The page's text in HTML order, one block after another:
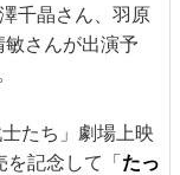
千晶さん、羽原
さんが出演予
たち」劇場上映
を記念して「たっ